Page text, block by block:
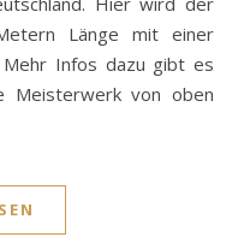
Länge mit einer
Infos dazu gibt es
Meisterwerk von oben